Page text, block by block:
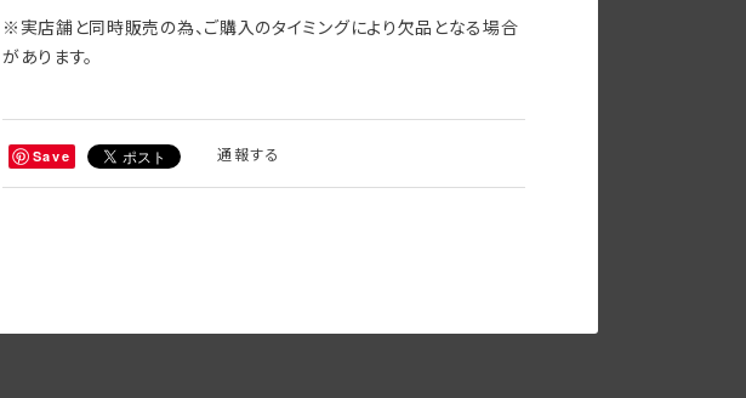
※実店舗と同時販売の為、ご購入のタイミングにより欠品となる場合
があります。
Save 通報する